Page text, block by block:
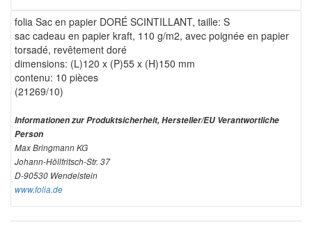
folia Sac en papier DORÉ SCINTILLANT, taille: S
sac cadeau en papier kraft, 110 g/m2, avec poignée en papier
torsadé, revêtement doré
dimensions: (L)120 x (P)55 x (H)150 mm
contenu: 10 pièces
(21269/10)
Informationen zur Produktsicherheit, Hersteller/EU Verantwortliche
Person
Max Bringmann KG
Johann-Höllfritsch-Str. 37
D-90530 Wendelstein
www.folia.de